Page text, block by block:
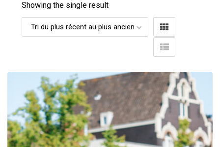
Showing the single result